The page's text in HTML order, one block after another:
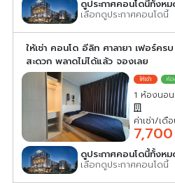
ดูประกาศคอนโดนี้ทั้งห
เลือกดูประกาศคอนโดนี้
ให้เช่า คอนโด อีลิท ศาลายา เฟอร์ค
สะดวก พลาดไม่ได้แล้ว จองเลย
1 ห้องนอ
ค่าเช่า/เดื
7,700
ดูประกาศคอนโดนี้ทั้งห
เลือกดูประกาศคอนโดนี้